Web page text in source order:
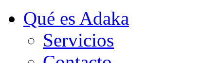
Qué es Adaka
Servicios